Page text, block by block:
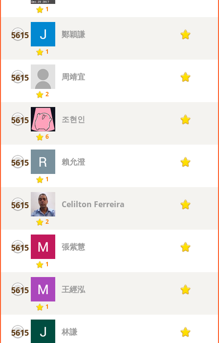
1
5615
1
鄭穎謙 1
5615
2
周靖宜 1
5615
6
조현인 1
5615
1
賴允澄 1
5615
2
Celilton Ferreira 1
5615
1
張紫慧 1
5615
1
王經泓 1
5615 林謙 1